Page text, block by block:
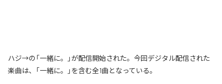
ハジ→の「一緒に。」が配信開始された。今回デジタル配信された
楽曲は、「一緒に。」を含む全1曲となっている。